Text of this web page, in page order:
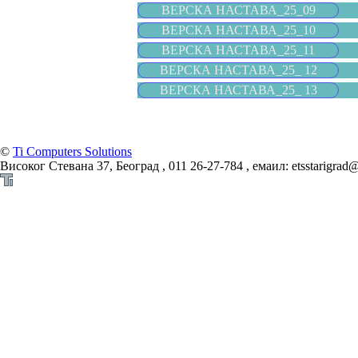
ВЕРСКА НАСТАВА_25_09
ВЕРСКА НАСТАВА_25_10
ВЕРСКА НАСТАВА_25_11
ВЕРСКА НАСТАВА_25_ 12
ВЕРСКА НАСТАВА_25_ 13
© Ti Computers Solutions
Високог Стевана 37, Београд , 011 26-27-784 , емаил: